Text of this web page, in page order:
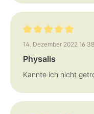
Bewertung mit 5 von
14. Dezember 2022 16:38
Physalis
Kannte ich nicht